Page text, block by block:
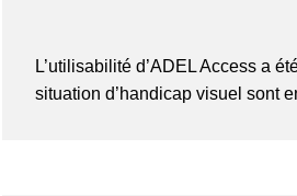
L’utilisabilité d’ADEL Access a
situation d’handicap visuel sont